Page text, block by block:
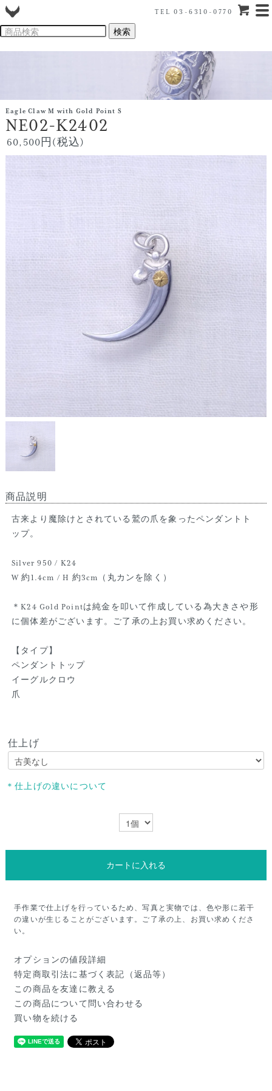
TEL 03-6310-0770
Eagle Claw M with Gold Point S
NE02-K2402
60,500円(税込)
商品説明
古来より魔除けとされている鷲の爪を象ったペンダントト
ップ。
Silver 950 / K24
W 約1.4cm / H 約3cm（丸カンを除く）
＊K24 Gold Pointは純金を叩いて作成している為大きさや形
に個体差がございます。ご了承の上お買い求めください。
【タイプ】
ペンダントトップ
イーグルクロウ
爪
仕上げ
＊仕上げの違いについて
カートに入れる
手作業で仕上げを行っているため、写真と実物では、色や形に若干
の違いが生じることがございます。ご了承の上、お買い求めくださ
い。
オプションの値段詳細
特定商取引法に基づく表記（返品等）
この商品を友達に教える
この商品について問い合わせる
買い物を続ける